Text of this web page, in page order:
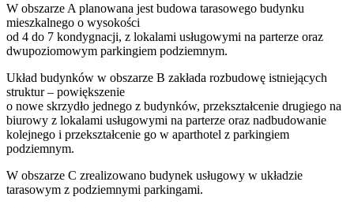
W obszarze A planowana jest budowa tarasowego budynku
mieszkalnego o wysokości
od 4 do 7 kondygnacji, z lokalami usługowymi na parterze oraz
dwupoziomowym parkingiem podziemnym.
Układ budynków w obszarze B zakłada rozbudowę istniejących
struktur – powiększenie
o nowe skrzydło jednego z budynków, przekształcenie drugiego na
biurowy z lokalami usługowymi na parterze oraz nadbudowanie
kolejnego i przekształcenie go w aparthotel z parkingiem
podziemnym.
W obszarze C zrealizowano budynek usługowy w układzie
tarasowym z podziemnymi parkingami.